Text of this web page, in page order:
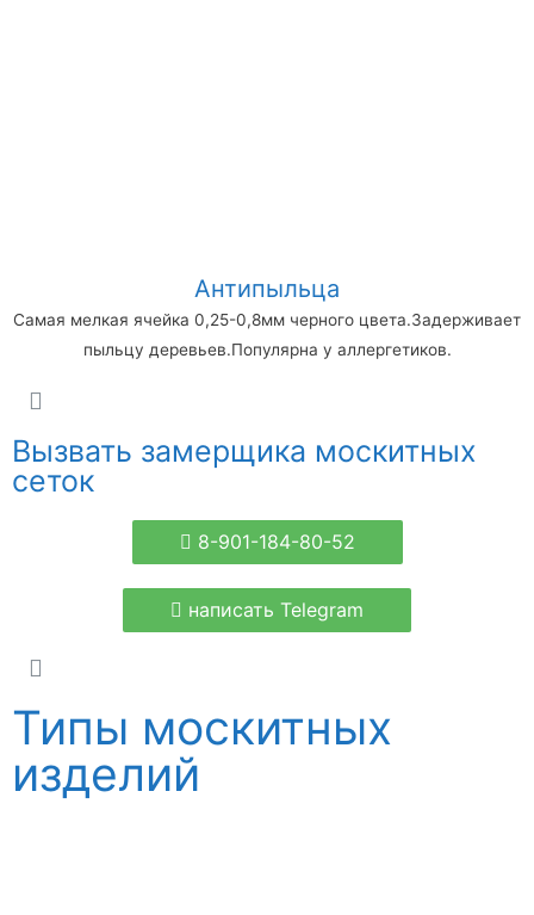
Антипыльца
Самая мелкая ячейка 0,25-0,8мм черного цвета.Задерживает
пыльцу деревьев.Популярна у аллергетиков.
Вызвать замерщика москитных
сеток
8-901-184-80-52
написать Telegram
Типы москитных
изделий